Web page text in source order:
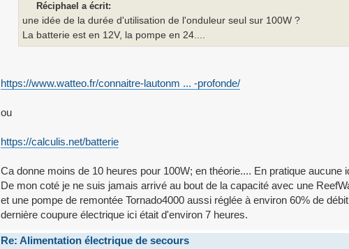
Réciphael a écrit:
une idée de la durée d'utilisation de l'onduleur seul sur 100W ?
La batterie est en 12V, la pompe en 24....
https://www.watteo.fr/connaitre-lautonm ... -profonde/
ou
https://calculis.net/batterie
Ca donne moins de 10 heures pour 100W; en théorie.... En pratique aucune
De mon coté je ne suis jamais arrivé au bout de la capacité avec une
et une pompe de remontée Tornado4000 aussi réglée à environ 60% de
dernière coupure électrique ici était d'environ 7 heures.
Re: Alimentation électrique de secours